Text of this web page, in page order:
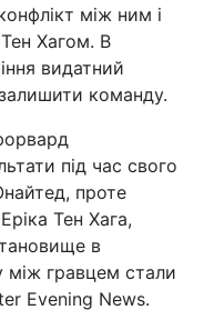
між ним і
Хагом. В
видатний
команду.
під час свого
проте
Тен Хага,
в
між гравцем стали
Evening News.